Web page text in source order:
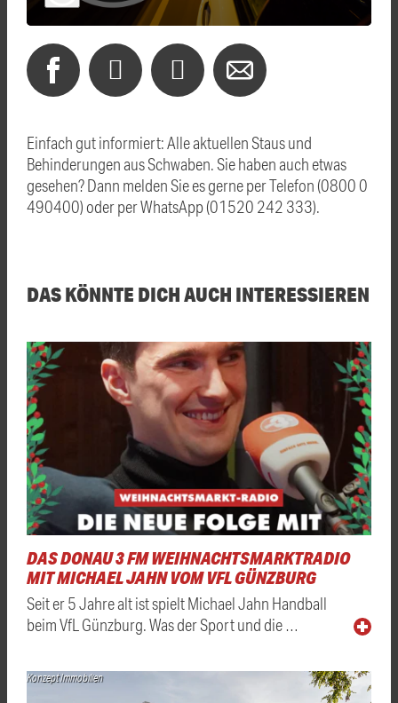
Einfach gut informiert: Alle aktuellen Staus und
Behinderungen aus Schwaben. Sie haben auch etwas
gesehen? Dann melden Sie es gerne per Telefon (0800 0
490400) oder per WhatsApp (01520 242 333).
DAS KÖNNTE DICH AUCH INTERESSIEREN
DAS DONAU 3 FM WEIHNACHTSMARKTRADIO
MIT MICHAEL JAHN VOM VFL GÜNZBURG
Seit er 5 Jahre alt ist spielt Michael Jahn Handball
beim VfL Günzburg. Was der Sport und die …
Konzept Immobilien